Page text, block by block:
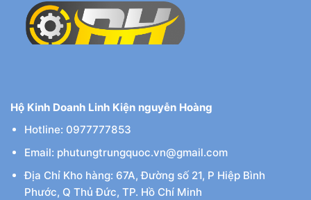
Hộ Kinh Doanh Linh Kiện nguyễn Hoàng
Hotline: 0977777853
Email: phutungtrungquoc.vn@gmail.com
Địa Chỉ Kho hàng: 67A, Đường số 21, P Hiệp Bình
Phước, Q Thủ Đức, TP. Hồ Chí Minh